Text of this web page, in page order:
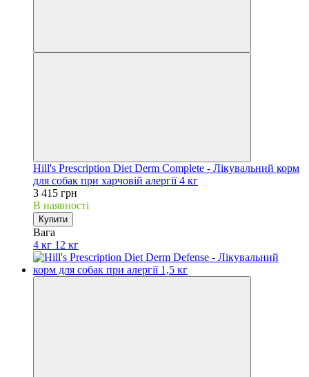
Hill's Prescription Diet Derm Complete - Лікувальний корм
для собак при харчовій алергії 4 кг
3 415 грн
В наявності
Купити
Вага
4 кг 12 кг